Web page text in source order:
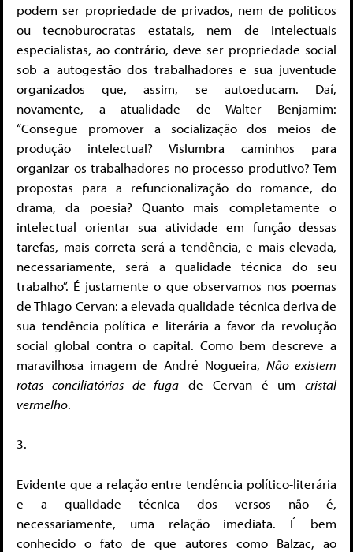
podem ser propriedade de privados, nem de políticos
ou tecnoburocratas estatais, nem de intelectuais
especialistas, ao contrário, deve ser propriedade social
sob a autogestão dos trabalhadores e sua juventude
organizados que, assim, se autoeducam. Daí,
novamente, a atualidade de Walter Benjamim:
“Consegue promover a socialização dos meios de
produção intelectual? Vislumbra caminhos para
organizar os trabalhadores no processo produtivo? Tem
propostas para a refuncionalização do romance, do
drama, da poesia? Quanto mais completamente o
intelectual orientar sua atividade em função dessas
tarefas, mais correta será a tendência, e mais elevada,
necessariamente, será a qualidade técnica do seu
trabalho”. É justamente o que observamos nos poemas
de Thiago Cervan: a elevada qualidade técnica deriva de
sua tendência política e literária a favor da revolução
social global contra o capital. Como bem descreve a
maravilhosa imagem de André Nogueira, Não existem
rotas conciliatórias de fuga de Cervan é um cristal
vermelho.
3.
Evidente que a relação entre tendência político-literária
e a qualidade técnica dos versos não é,
necessariamente, uma relação imediata. É bem
conhecido o fato de que autores como Balzac, ao